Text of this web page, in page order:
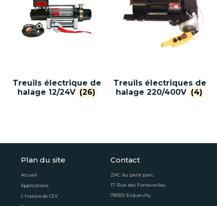
Treuils électrique de
halage 12/24V (26)
Treuils électriques de
halage 220/400V (4)
Plan du site
Accueil
Applications
L'histoire de CEV
Contact
ZAC du petit parc
17 Rue des Fontenelles
78920 Ecquevilly